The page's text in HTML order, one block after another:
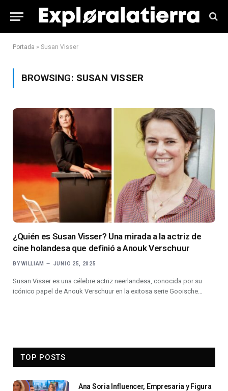
Portada » Susan Visser
BROWSING: SUSAN VISSER
¿Quién es Susan Visser? Una mirada a la actriz de
cine holandesa que definió a Anouk Verschuur
BY WILLIAM JUNIO 25, 2025
Susan Visser es una célebre actriz neerlandesa, conocida por su
icónico papel de Anouk Verschuur en la exitosa serie Gooische…
TOP POSTS
Ana Soria Influencer, Empresaria y Figura